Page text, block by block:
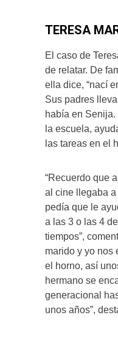
TERESA
El caso de
de relatar. De
ella dice, “nací
Sus padres
había en
la escuela,
las tareas en el
“Recuerdo que
al cine llegaba
pedía que le
a las 3 o las 4
tiempos”,
marido y yo nos
el horno, así
hermano se
generacional
unos años”,